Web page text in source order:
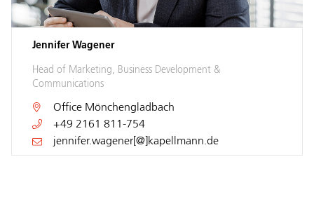
Jennifer Wagener
Head of Marketing, Business Development &
Communications
Office Mönchengladbach
+49 2161 811-754
jennifer.wagener[@]kapellmann.de